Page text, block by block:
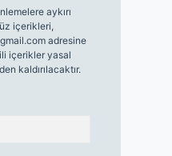
aykırı
içerikleri,
adresine
içerikler yasal
kaldırılacaktır.